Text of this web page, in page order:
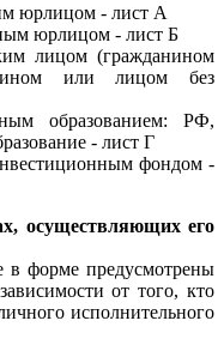
юрлицом - лист А
юрлицом - лист Б
лицом (гражданином
или лицом без
образованием: РФ,
- лист Г
фондом -
осуществляющих его
в форме предусмотрены
от того, кто
исполнительного